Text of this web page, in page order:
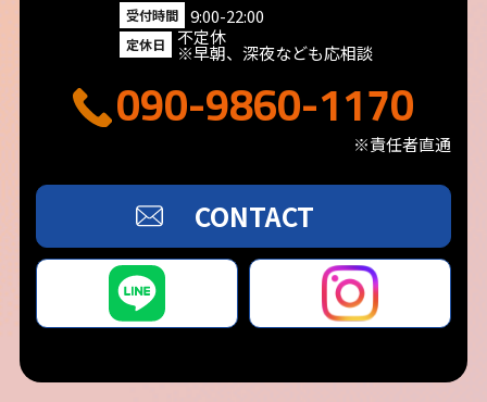
受付時間 9:00-22:00
定休日 不定休
※早朝、深夜なども応相談
090-9860-1170
※責任者直通
CONTACT